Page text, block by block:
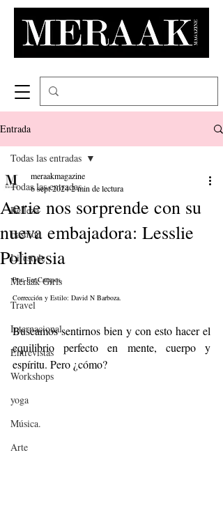
Entrada
Todas las entradas
Belleza
Fashion
Lifestyle
Meraak Girls
Travel
Internacional
Entrevistas
Workshops
yoga
Música.
Arte
Todas las entradas
Aerie nos sorprende con su
nueva embajadora: Lesslie
Polinesia
meraakmagazine
6 sept 20242 min de lectura
Por: Fer Campos.
Corrección y Estilo: David N Barboza.
Buscamos sentirnos bien y con esto hacer el
equilibrio perfecto en mente, cuerpo y
espíritu. Pero ¿cómo?